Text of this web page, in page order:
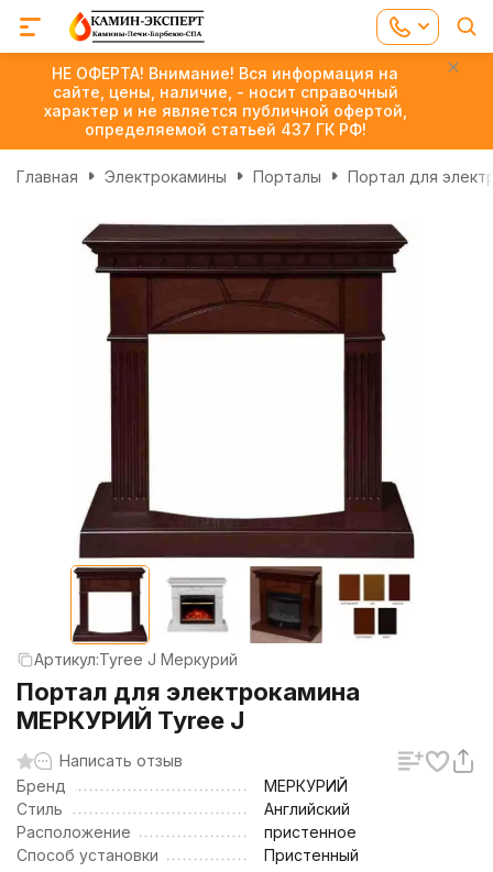
НЕ ОФЕРТА! Внимание! Вся информация на
сайте, цены, наличие, - носит справочный
характер и не является публичной офертой,
определяемой статьей 437 ГК РФ!
Главная Электрокамины Порталы Портал для
Артикул:Tyree J Меркурий
Портал для электрокамина
МЕРКУРИЙ Tyree J
Написать отзыв
Бренд
МЕРКУРИЙ
Стиль
Английский
Расположение
пристенное
Способ установки
Пристенный